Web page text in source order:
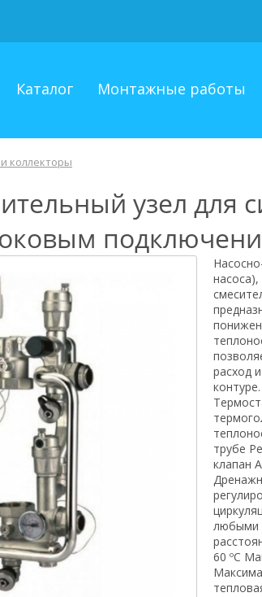
Каталог Монтажные работы
коллекторы
узел для
расход
трубе
клапан
любыми
60 ºС